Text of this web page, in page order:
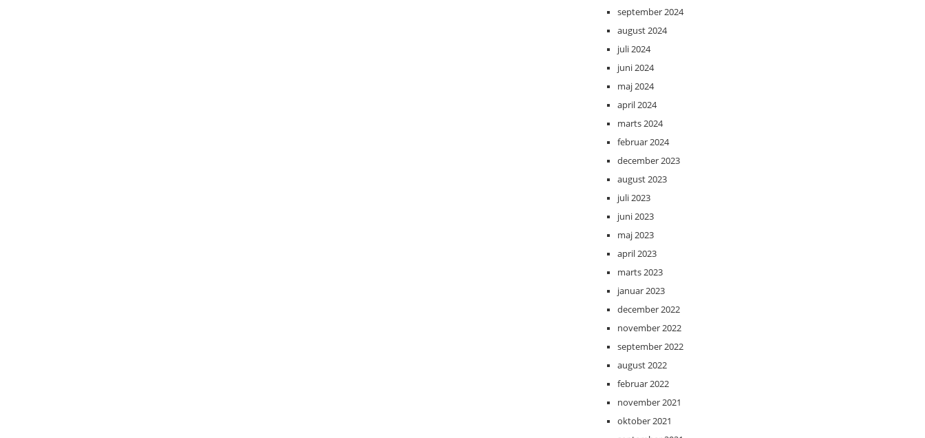
september 2024
august 2024
juli 2024
juni 2024
maj 2024
april 2024
marts 2024
februar 2024
december 2023
august 2023
juli 2023
juni 2023
maj 2023
april 2023
marts 2023
januar 2023
december 2022
november 2022
september 2022
august 2022
februar 2022
november 2021
oktober 2021